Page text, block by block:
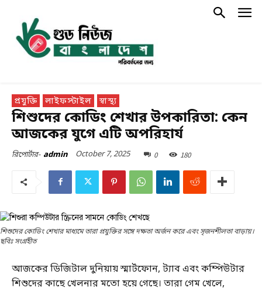
প্রযুক্তি লাইফস্টাইল স্বাস্থ্য
শিশুদের কোডিং শেখার উপকারিতা: কেন
আজকের যুগে এটি অপরিহার্য
রিপোর্টার- admin October 7, 2025 0 180
শিশুদের কোডিং শেখার মাধ্যমে তারা প্রযুক্তির সঙ্গে দক্ষতা অর্জন করে এবং সৃজনশীলতা বাড়ায়।
ছবিঃ সংগ্রহীত
আজকের ডিজিটাল দুনিয়ায় স্মার্টফোন, ট্যাব এবং কম্পিউটার
শিশুদের কাছে খেলনার মতো হয়ে গেছে। তারা গেম খেলে,